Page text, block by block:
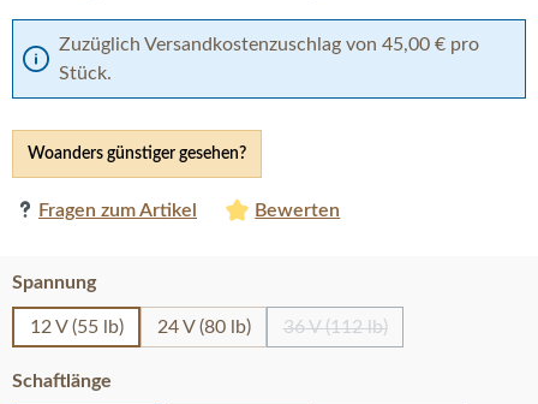
Zuzüglich Versandkostenzuschlag von 45,00 € pro
Stück.
Woanders günstiger gesehen?
Fragen zum Artikel Bewerten
Spannungauswählen
12 V (55 lb) 24 V (80 lb) 36 V (112 lb)
(Diese Option ist zurzeit
Schaftlänge